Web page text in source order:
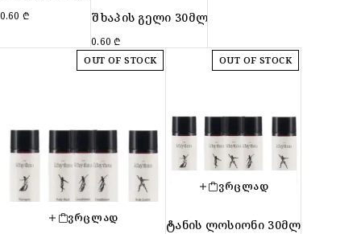
0.60 ₾ შხაპის გელი 30მლ
0.60 ₾
OUT OF STOCK
ᲕᲠᲪᲚᲐᲓ
OUT OF STOCK
ᲕᲠᲪᲚᲐᲓ
ტანის ლოსიონი 30მლ